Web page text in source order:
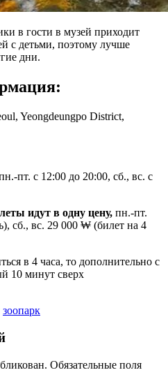
в гости в музей приходит
с детьми, поэтому лучше
дни.
Yeongdeungpo District,
пт. с 12:00 до 20:00, сб., вс. с
идут в одну цену, пн.-пт.
сб., вс. 29 000 ₩ (билет на 4
в 4 часа, то дополнительно с
10 минут сверх
зоопарк
Обязательные поля